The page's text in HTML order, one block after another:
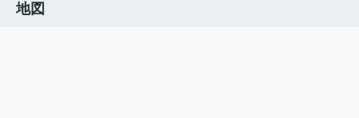
地図